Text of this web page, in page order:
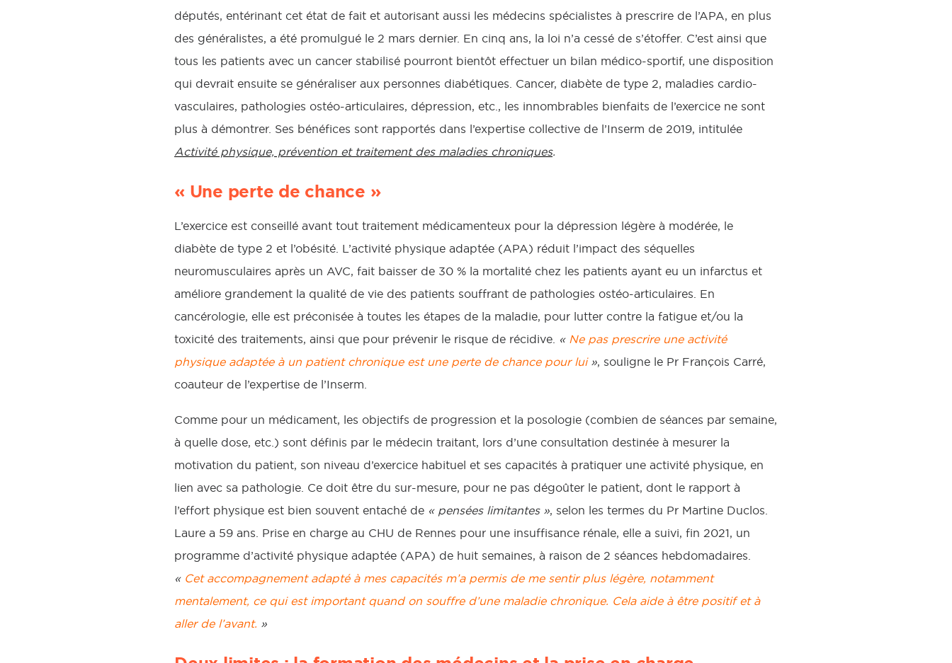
députés, entérinant cet état de fait et autorisant aussi les médecins spécialistes à prescrire de l’APA, en plus
des généralistes, a été promulgué le 2 mars dernier. En cinq ans, la loi n’a cessé de s’étoffer. C’est ainsi que
tous les patients avec un cancer stabilisé pourront bientôt effectuer un bilan médico-sportif, une disposition
qui devrait ensuite se généraliser aux personnes diabétiques. Cancer, diabète de type 2, maladies cardio-
vasculaires, pathologies ostéo-articulaires, dépression, etc., les innombrables bienfaits de l’exercice ne sont
plus à démontrer. Ses bénéfices sont rapportés dans l’expertise collective de l’Inserm de 2019, intitulée
Activité physique, prévention et traitement des maladies chroniques.
« Une perte de chance »
L’exercice est conseillé avant tout traitement médicamenteux pour la dépression légère à modérée, le
diabète de type 2 et l’obésité. L’activité physique adaptée (APA) réduit l’impact des séquelles
neuromusculaires après un AVC, fait baisser de 30 % la mortalité chez les patients ayant eu un infarctus et
améliore grandement la qualité de vie des patients souffrant de pathologies ostéo-articulaires. En
cancérologie, elle est préconisée à toutes les étapes de la maladie, pour lutter contre la fatigue et/ou la
toxicité des traitements, ainsi que pour prévenir le risque de récidive.
« Ne pas prescrire une activité
physique adaptée à un patient chronique est une perte de chance pour lui», souligne le Pr François Carré,
coauteur de l’expertise de l’Inserm.
Comme pour un médicament, les objectifs de progression et la posologie (combien de séances par semaine,
à quelle dose, etc.) sont définis par le médecin traitant, lors d’une consultation destinée à mesurer la
motivation du patient, son niveau d’exercice habituel et ses capacités à pratiquer une activité physique, en
lien avec sa pathologie. Ce doit être du sur-mesure, pour ne pas dégoûter le patient, dont le rapport à
l’effort physique est bien souvent entaché de « pensées limitantes », selon les termes du Pr Martine Duclos.
Laure a 59 ans. Prise en charge au CHU de Rennes pour une insuffisance rénale, elle a suivi, fin 2021, un
programme d’activité physique adaptée (APA) de huit semaines, à raison de 2 séances hebdomadaires.
«Cet accompagnement adapté à mes capacités m’a permis de me sentir plus légère, notamment
mentalement, ce qui est important quand on souffre d’une maladie chronique. Cela aide à être positif et à
aller de l’avant. »